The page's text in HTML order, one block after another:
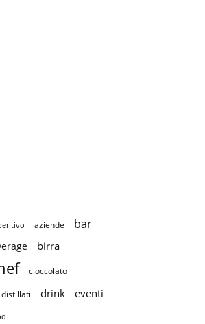
aziende bar
birra
cioccolato
distillati drink eventi